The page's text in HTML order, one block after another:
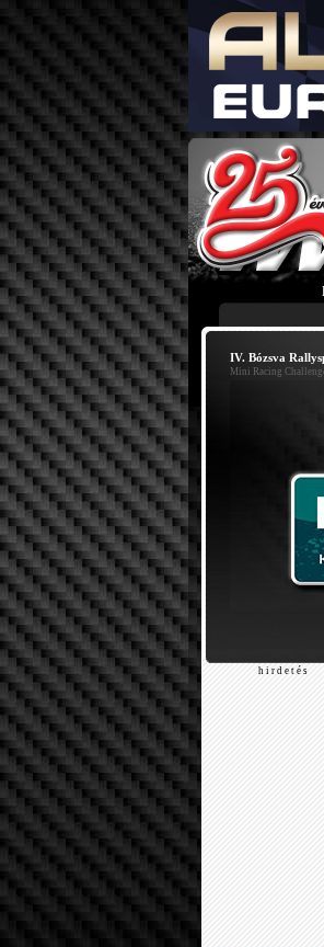
IV. Bózsva
Mini Racing
h i r d e t é s